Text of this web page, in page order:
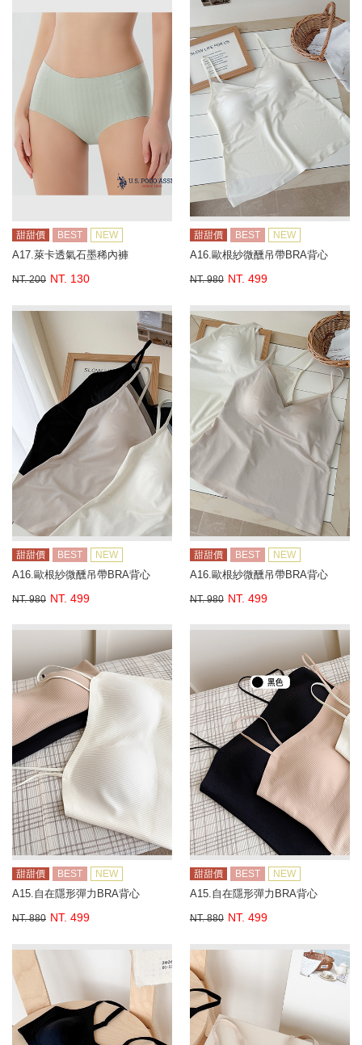
甜甜價 BEST NEW
A17.萊卡透氣石墨稀內褲
NT. 200 NT. 130
甜甜價 BEST NEW
A16.歐根紗微醺吊帶BRA背心
NT. 980 NT. 499
甜甜價 BEST NEW
A16.歐根紗微醺吊帶BRA背心
NT. 980 NT. 499
甜甜價 BEST NEW
A16.歐根紗微醺吊帶BRA背心
NT. 980 NT. 499
甜甜價 BEST NEW
A15.自在隱形彈力BRA背心
NT. 880 NT. 499
甜甜價 BEST NEW
A15.自在隱形彈力BRA背心
NT. 880 NT. 499